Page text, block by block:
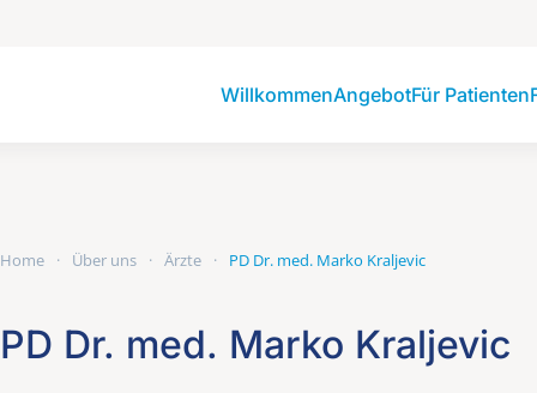
WillkommenAngebotFür Patienten
Home Über uns Ärzte PD Dr. med. Marko Kraljevic
PD Dr. med. Marko Kraljevic